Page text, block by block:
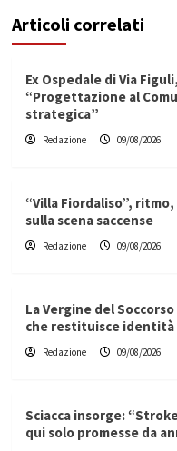
Articoli correlati
Ex Ospedale di Via
“Progettazione al
strategica”
Redazione 09/08/2026
“Villa Fiordaliso”,
sulla scena saccense
Redazione 09/08/2026
La Vergine del
che restituisce identità
Redazione 09/08/2026
Sciacca insorge:
qui solo promesse da